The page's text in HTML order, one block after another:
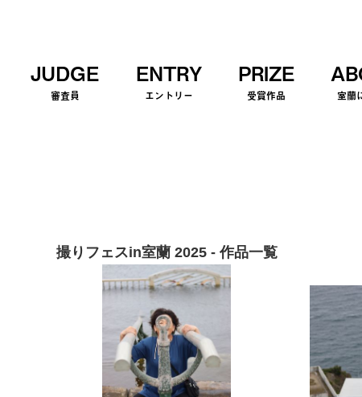
JUDGE
審査員
ENTRY
エントリー
PRIZE
受賞作品 室蘭
撮りフェスin室蘭 2025 - 作品一覧